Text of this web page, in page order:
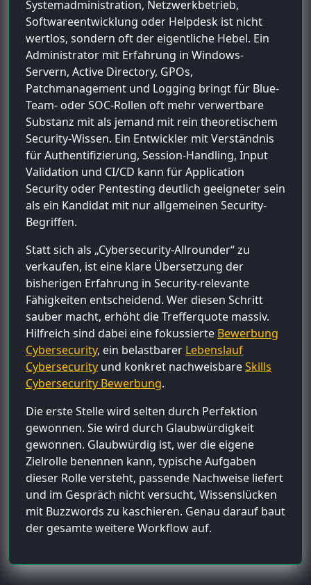
Systemadministration, Netzwerkbetrieb,
Softwareentwicklung oder Helpdesk ist nicht
wertlos, sondern oft der eigentliche Hebel. Ein
Administrator mit Erfahrung in Windows-
Servern, Active Directory, GPOs,
Patchmanagement und Logging bringt für Blue-
Team- oder SOC-Rollen oft mehr verwertbare
Substanz mit als jemand mit rein theoretischem
Security-Wissen. Ein Entwickler mit Verständnis
für Authentifizierung, Session-Handling, Input
Validation und CI/CD kann für Application
Security oder Pentesting deutlich geeigneter sein
als ein Kandidat mit nur allgemeinen Security-
Begriffen.
Statt sich als „Cybersecurity-Allrounder“ zu
verkaufen, ist eine klare Übersetzung der
bisherigen Erfahrung in Security-relevante
Fähigkeiten entscheidend. Wer diesen Schritt
sauber macht, erhöht die Trefferquote massiv.
Hilfreich sind dabei eine fokussierte Bewerbung
Cybersecurity, ein belastbarer Lebenslauf
Cybersecurity und konkret nachweisbareSkills
Cybersecurity Bewerbung.
Die erste Stelle wird selten durch Perfektion
gewonnen. Sie wird durch Glaubwürdigkeit
gewonnen. Glaubwürdig ist, wer die eigene
Zielrolle benennen kann, typische Aufgaben
dieser Rolle versteht, passende Nachweise liefert
und im Gespräch nicht versucht, Wissenslücken
mit Buzzwords zu kaschieren. Genau darauf baut
der gesamte weitere Workflow auf.